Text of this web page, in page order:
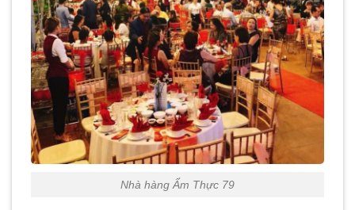
Nhà hàng Ẩm Thực 79